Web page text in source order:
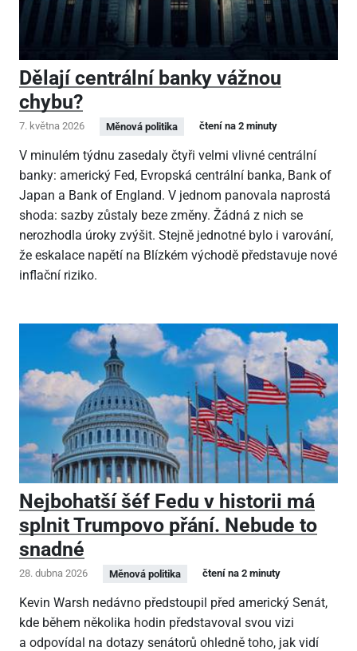
Dělají centrální banky vážnou
chybu?
7. května 2026 Měnová politika čtení na 2 minuty
V minulém týdnu zasedaly čtyři velmi vlivné centrální
banky: americký Fed, Evropská centrální banka, Bank of
Japan a Bank of England. V jednom panovala naprostá
shoda: sazby zůstaly beze změny. Žádná z nich se
nerozhodla úroky zvýšit. Stejně jednotné bylo i varování,
že eskalace napětí na Blízkém východě představuje nové
inflační riziko.
Nejbohatší šéf Fedu v historii má
splnit Trumpovo přání. Nebude to
snadné
28. dubna 2026 Měnová politika čtení na 2 minuty
Kevin Warsh nedávno předstoupil před americký Senát,
kde během několika hodin představoval svou vizi
a odpovídal na dotazy senátorů ohledně toho, jak vidí